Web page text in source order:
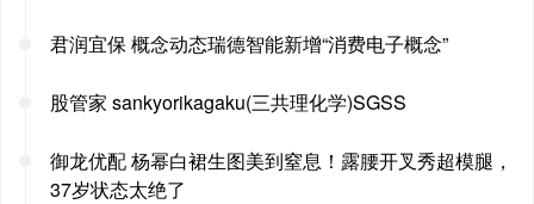
君润宜保 概念动态瑞德智能新增“消费电子概念”
股管家 sankyorikagaku(三共理化学)SGSS
御龙优配 杨幂白裙生图美到窒息！露腰开叉秀超模腿，
37岁状态太绝了